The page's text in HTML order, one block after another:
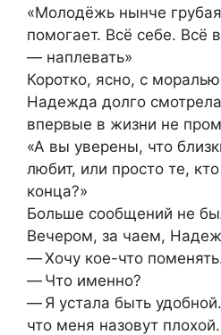
«Молодёжь нынче
помогает. Всё себе. Всё
— наплевать»
Коротко, ясно, с
Надежда долго
впервые в жизни не
«А вы уверены, что
любит, или просто те,
конца?»
Больше сообщений не
Вечером, за чаем,
— Хочу кое-что
— Что именно?
— Я устала быть
что меня назовут